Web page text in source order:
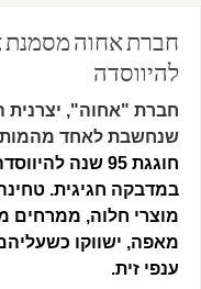
להיווסדה
חברת "אחוה", יצרנית
שנחשבת לאחד
חוגגת 95 שנה
במדבקה חגיגית.
מוצרי חלוה, ממרחים
מאפה, ישווקו
ענפי זית.